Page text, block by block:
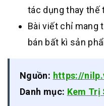
tác dụng thay thế
Bài viết chỉ mang
bán bất kì sản
Nguồn: https://
Danh mục: Kem Trị